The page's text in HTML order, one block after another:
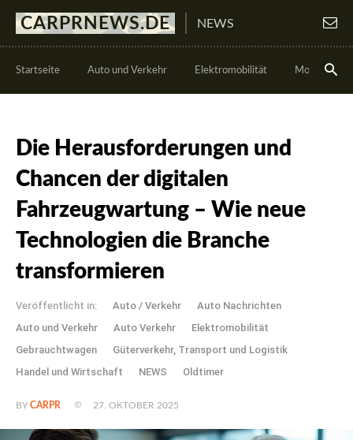
CARPRNEWS.DE NEWS
Startseite Auto und Verkehr Elektromobilität Motorsport
Die Herausforderungen und
Chancen der digitalen
Fahrzeugwartung – Wie neue
Technologien die Branche
transformieren
Veröffentlicht in: Auto / Verkehr
Auto Nachrichten
Auto und Verkehr
Auto Verkehr
Elektromobilität
Gebrauchtwagen
Güterverkehr, Transport und Logistik
Handel und Wirtschaft
NEWS Oldtimer
BY CARPR 27. OKTOBER 2025